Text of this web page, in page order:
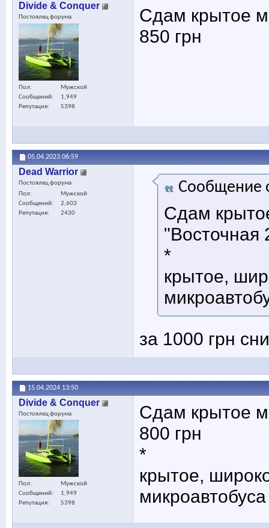
Divide & Conquer
Постоялец форума
Пол
Мужской
Сообщений
1,949
Репутация
5398
Сдам крытое
850 грн
05.04.2023 06:59
Dead Warrior
Постоялец форума
Пол
Мужской
Сообщений
2,603
Репутация
2430
Сообщение
Сдам
"Восточная
*
крытое,
за 1000 грн
15.04.2024 13:50
Divide & Conquer
Постоялец форума
Пол
Мужской
Сообщений
1,949
Репутация
5398
Сдам крытое
800 грн
*
крытое,
микроавтобуса